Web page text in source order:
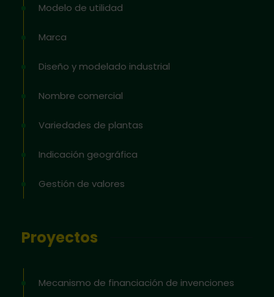
Modelo de utilidad
Marca
Diseño y modelado industrial
Nombre comercial
Variedades de plantas
Indicación geográfica
Gestión de valores
Proyectos
Mecanismo de financiación de invenciones